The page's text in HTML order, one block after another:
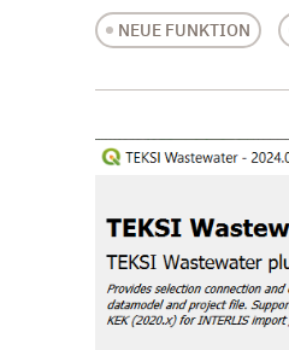
NEUE FUNKTION